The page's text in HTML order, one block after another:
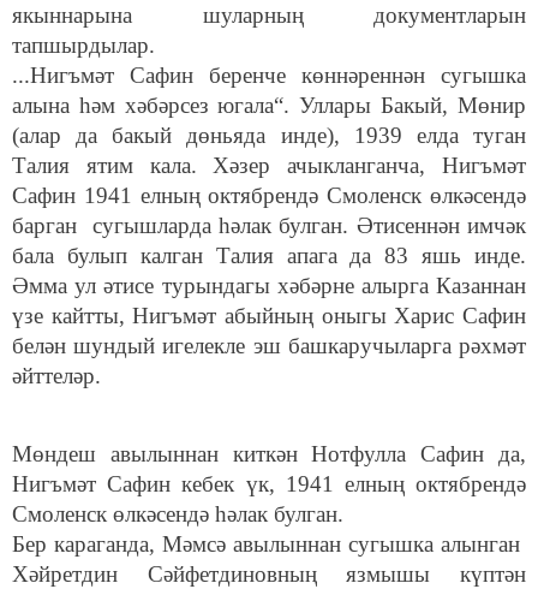
якыннарына шуларның документларын
тапшырдылар.
...Нигъмәт Сафин беренче көннәреннән сугышка
алына һәм хәбәрсез югала“. Уллары Бакый, Мөнир
(алар да бакый дөньяда инде), 1939 елда туган
Талия ятим кала. Хәзер ачыкланганча, Нигъмәт
Сафин 1941 елның октябрендә Смоленск өлкәсендә
барган сугышларда һәлак булган. Әтисеннән имчәк
бала булып калган Талия апага да 83 яшь инде.
Әмма ул әтисе турындагы хәбәрне алырга Казаннан
үзе кайтты, Нигъмәт абыйның оныгы Харис Сафин
белән шундый игелекле эш башкаручыларга рәхмәт
әйттеләр.
Мөндеш авылыннан киткән Нотфулла Сафин да,
Нигъмәт Сафин кебек үк, 1941 елның октябрендә
Смоленск өлкәсендә һәлак булган.
Бер караганда, Мәмсә авылыннан сугышка алынган
Хәйретдин Сәйфетдиновның язмышы күптән